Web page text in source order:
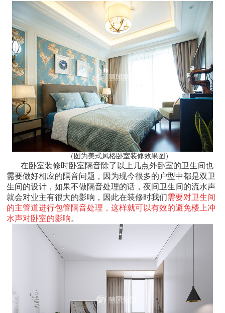
（图为美式风格卧室装修效果图）
在卧室装修时卧室隔音除了以上几点外卧室的卫生间也
需要做好相应的隔音问题，因为现今很多的户型中都是双卫
生间的设计，如果不做隔音处理的话，夜间卫生间的流水声
就会对业主有很大的影响，因此在装修时我们需要对卫生间
的主管道进行包管隔音处理，这样就可以有效的避免楼上冲
水声对卧室的影响。